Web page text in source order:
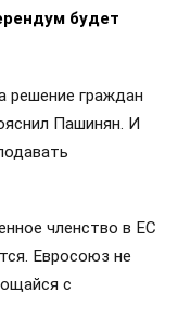
будет
решение граждан
Пашинян. И
членство в ЕС
Евросоюз не
с